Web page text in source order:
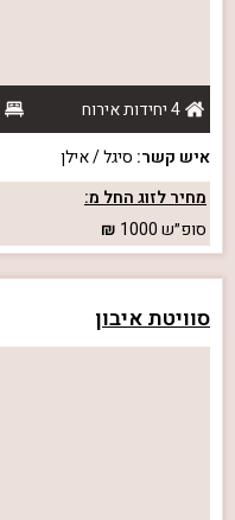
4 יחידות אירוח
איש קשר: סיגל / אילן
מחיר לזוג החל מ:
סופ״ש1000
סוויטת איבון